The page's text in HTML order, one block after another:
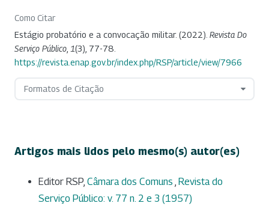
Como Citar
Estágio probatório e a convocação militar. (2022). Revista Do
Serviço Público 1(3), 77-78.
https://revista.enap.gov.br/index.php/RSP/article/view/7966
Formatos de Citação
Artigos mais lidos pelo mesmo(s) autor(es)
Editor RSP, Câmara dos Comuns , Revista do
Serviço Público: v. 77 n. 2 e 3 (1957)